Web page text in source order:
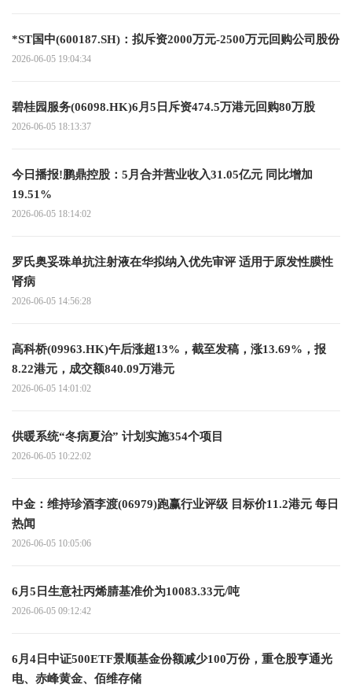
*ST国中(600187.SH)：拟斥资2000万元-2500万元回购公司股份
2026-06-05 19:04:34
碧桂园服务(06098.HK)6月5日斥资474.5万港元回购80万股
2026-06-05 18:13:37
今日播报!鹏鼎控股：5月合并营业收入31.05亿元 同比增加
19.51%
2026-06-05 18:14:02
罗氏奥妥珠单抗注射液在华拟纳入优先审评 适用于原发性膜性
肾病
2026-06-05 14:56:28
高科桥(09963.HK)午后涨超13%，截至发稿，涨13.69%，报
8.22港元，成交额840.09万港元
2026-06-05 14:01:02
供暖系统“冬病夏治” 计划实施354个项目
2026-06-05 10:22:02
中金：维持珍酒李渡(06979)跑赢行业评级 目标价11.2港元 每日
热闻
2026-06-05 10:05:06
6月5日生意社丙烯腈基准价为10083.33元/吨
2026-06-05 09:12:42
6月4日中证500ETF景顺基金份额减少100万份，重仓股亨通光
电、赤峰黄金、佰维存储